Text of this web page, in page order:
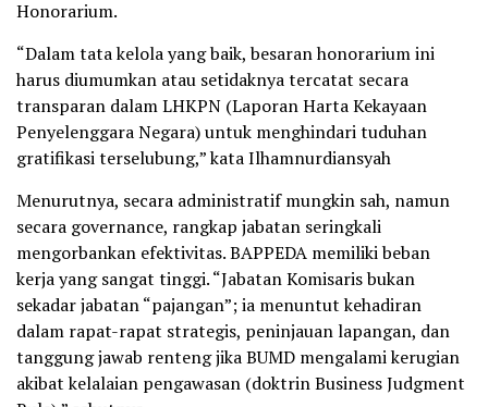
Honorarium.
“Dalam tata kelola yang baik, besaran honorarium ini
harus diumumkan atau setidaknya tercatat secara
transparan dalam LHKPN (Laporan Harta Kekayaan
Penyelenggara Negara) untuk menghindari tuduhan
gratifikasi terselubung,” kata Ilhamnurdiansyah
Menurutnya, secara administratif mungkin sah, namun
secara governance, rangkap jabatan seringkali
mengorbankan efektivitas. BAPPEDA memiliki beban
kerja yang sangat tinggi. “Jabatan Komisaris bukan
sekadar jabatan “pajangan”; ia menuntut kehadiran
dalam rapat-rapat strategis, peninjauan lapangan, dan
tanggung jawab renteng jika BUMD mengalami kerugian
akibat kelalaian pengawasan (doktrin Business Judgment